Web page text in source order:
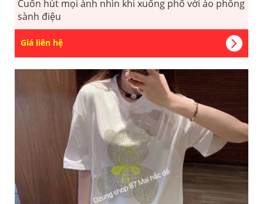
Cuốn hút mọi ánh nhìn khi xuống phố với áo phông
sành điệu
Giá liên hệ